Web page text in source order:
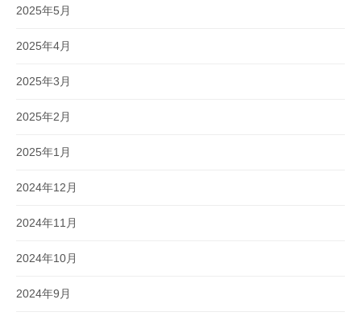
2025年5月
2025年4月
2025年3月
2025年2月
2025年1月
2024年12月
2024年11月
2024年10月
2024年9月